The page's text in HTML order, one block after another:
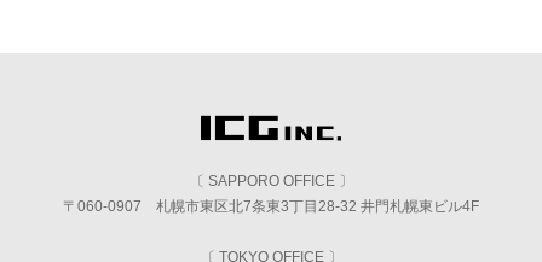
〔 SAPPORO OFFICE 〕
〒060-0907 札幌市東区北7条東3丁目28-32 井門札幌東ビル4F
〔 TOKYO OFFICE 〕